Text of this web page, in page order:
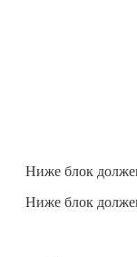
Ниже блок
Ниже блок